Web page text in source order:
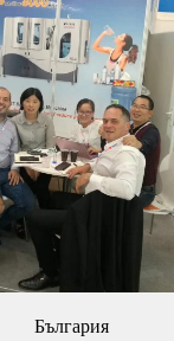
България